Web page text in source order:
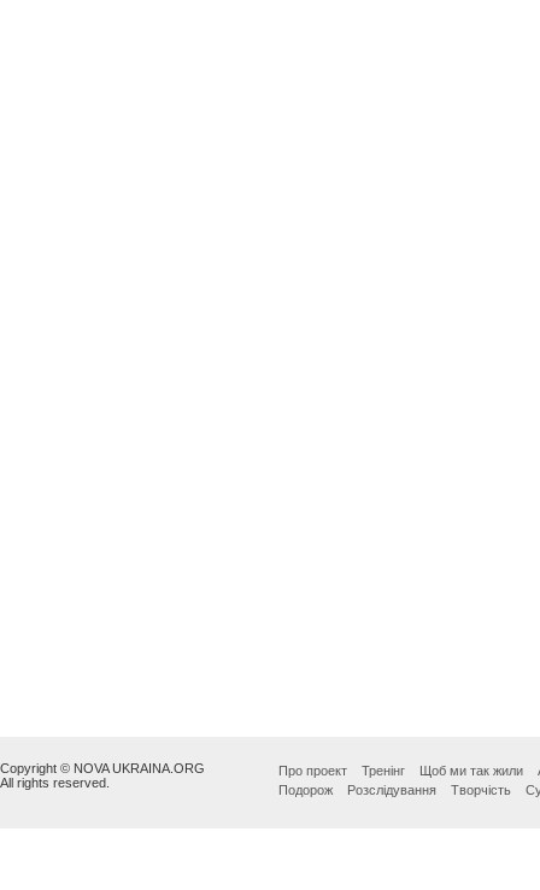
Copyright © NOVA UKRAINA.ORG
All rights reserved.
Про проект Тренінг Щоб ми так жили
Подорож
Розслідування Творчість